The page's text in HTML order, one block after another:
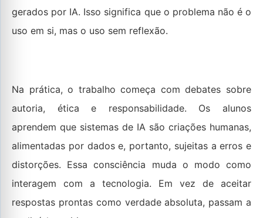
gerados por IA. Isso significa que o problema não é o
uso em si, mas o uso sem reflexão.
Na prática, o trabalho começa com debates sobre
autoria, ética e responsabilidade. Os alunos
aprendem que sistemas de IA são criações humanas,
alimentadas por dados e, portanto, sujeitas a erros e
distorções. Essa consciência muda o modo como
interagem com a tecnologia. Em vez de aceitar
respostas prontas como verdade absoluta, passam a